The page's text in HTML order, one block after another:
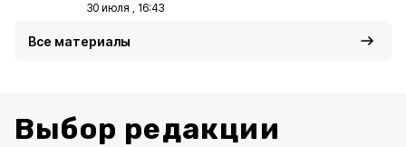
30 июля , 16:43
Все материалы
Выбор редакции